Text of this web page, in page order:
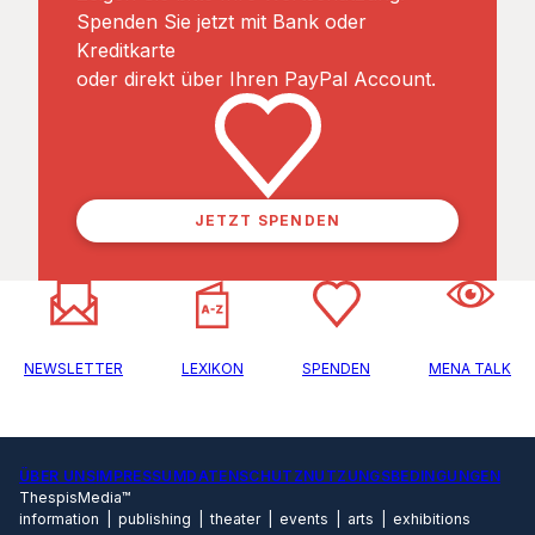
Spenden Sie jetzt mit Bank oder
Kreditkarte
oder direkt über Ihren PayPal Account.
JETZT SPENDEN
NEWSLETTER LEXIKON SPENDEN MENA TALK
ÜBER UNSIMPRESSUMDATENSCHUTZNUTZUNGSBEDINGUNGEN
ThespisMedia™
information | publishing | theater | events | arts | exhibitions